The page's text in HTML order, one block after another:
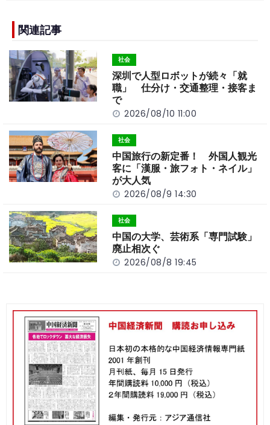
e
b
o
o
k
n
k
関連記事
社会
深圳で人型ロボットが続々「就
職」 仕分け・交通整理・接客ま
で
2026/08/10 11:00
社会
中国旅行の新定番！ 外国人観光
客に「漢服・旅フォト・ネイル」
が大人気
2026/08/9 14:30
社会
中国の大学、芸術系「専門試験」
廃止相次ぐ
2026/08/8 19:45